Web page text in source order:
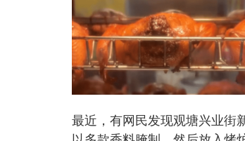
最近，有网民发现观塘兴业街